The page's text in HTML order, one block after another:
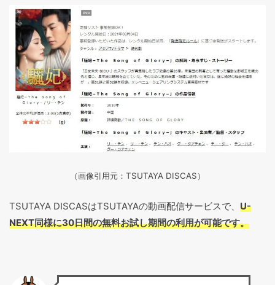
（画像引用元：TSUTAYA DISCAS）
TSUTAYA DISCASはTSUTAYAの動画配信サービスで、 U-
NEXT同様に30日間の無料お試し期間の利用が可能です。